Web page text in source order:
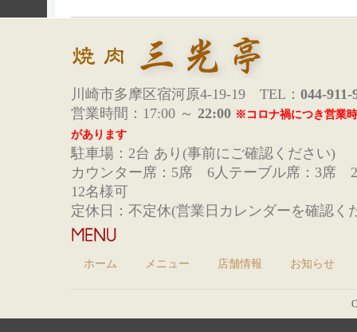
川崎市多摩区宿河原4-19-19 TEL： 044-911-
営業時間：17:00 ～ 22:00 ※コロナ禍につき営業
があります
駐車場：2台 あり(事前にご確認ください)
カウンター席：5席 6人テーブル席：3席
12名様可
定休日：不定休(営業日カレンダーを確認く
ホーム メニュー 店舗情報 お知らせ